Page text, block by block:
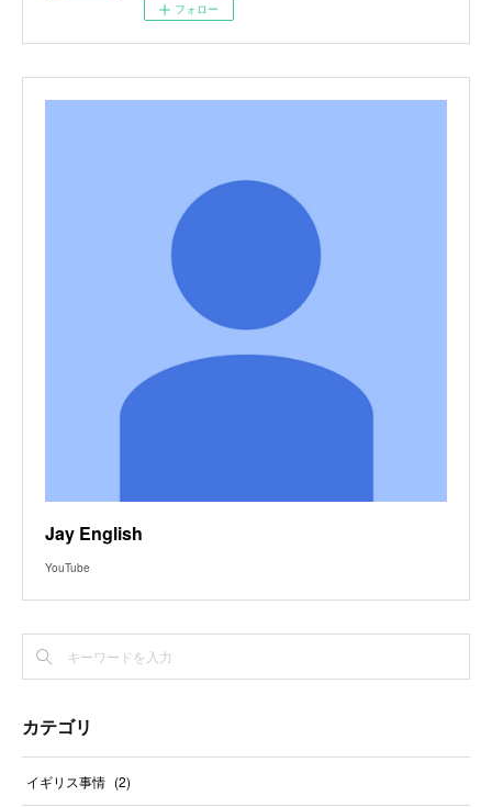
フォロー
Jay English
YouTube
カテゴリ
イギリス事情 (2)